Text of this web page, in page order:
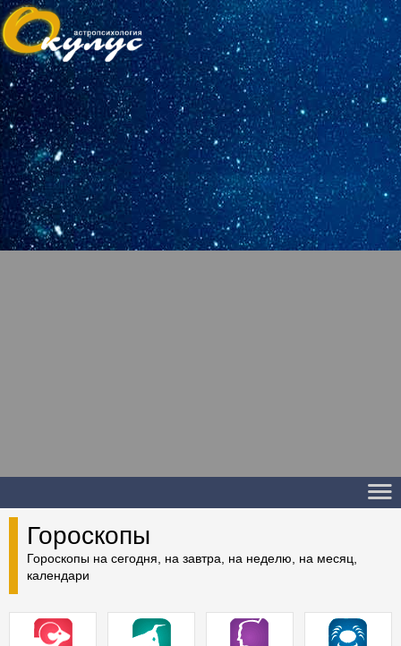
Гороскопы
Гороскопы на сегодня, на завтра, на неделю, на месяц,
календари